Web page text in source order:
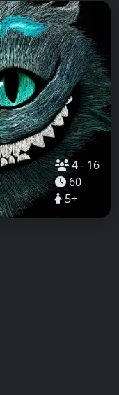
4- 16
60
5+